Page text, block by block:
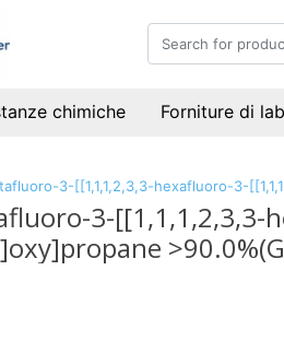
chimiche Forniture di
3-[[1,1,1,2,3,3-hexafluoro-3-
3-